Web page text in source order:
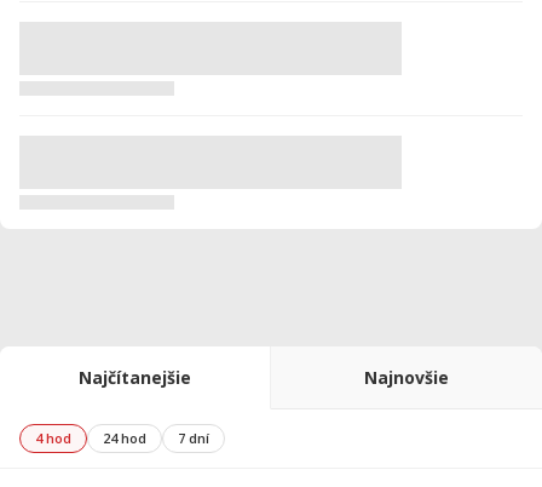
Najčítanejšie Najnovšie
4 hod 24 hod 7 dní